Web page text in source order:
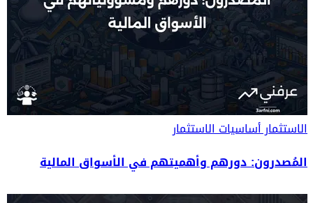
الاستثمارأساسيات الاستثمار
المُصدرون: دورهم وأهميتهم في الأسواق المالية